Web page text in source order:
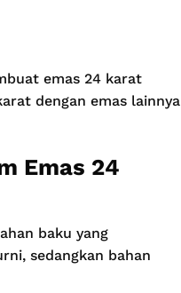
emas 24 karat
dengan emas lainnya
Emas 24
baku yang
sedangkan bahan